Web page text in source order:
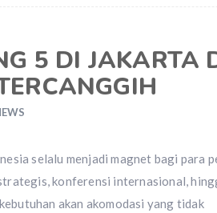
5 DI JAKARTA
selalu menjadi magnet bagi para
konferensi internasional,
akan akomodasi yang tidak